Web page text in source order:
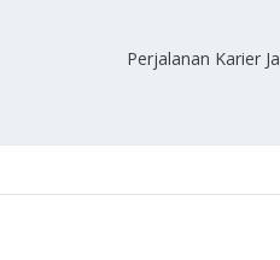
Perjalanan Karier